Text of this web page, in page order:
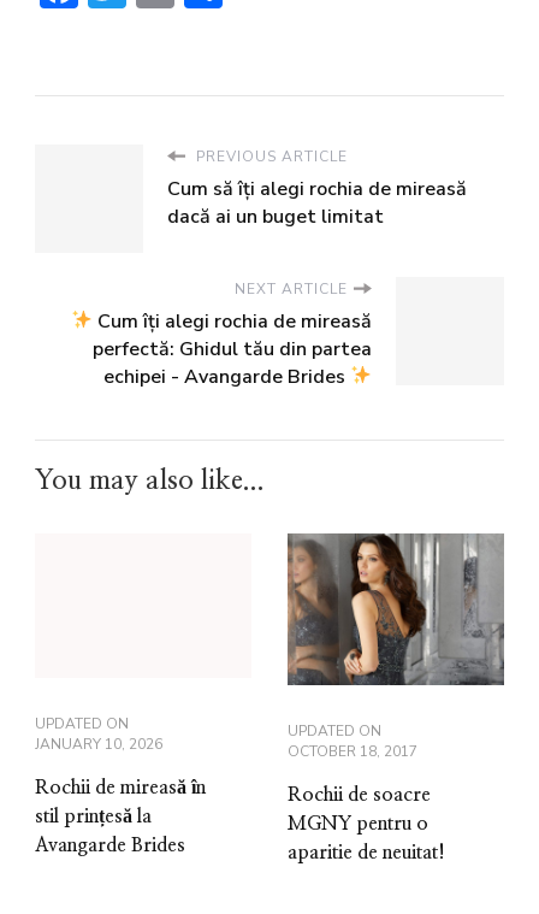
PREVIOUS ARTICLE
Cum să îți alegi rochia de mireasă
dacă ai un buget limitat
NEXT ARTICLE
Cum îți alegi rochia de mireasă
perfectă: Ghidul tău din partea
echipei - Avangarde Brides
You may also like...
UPDATED ON
JANUARY 10, 2026
Rochii de mireasă în
stil prințesă la
Avangarde Brides
UPDATED ON
OCTOBER 18, 2017
Rochii de soacre
MGNY pentru o
aparitie de neuitat!